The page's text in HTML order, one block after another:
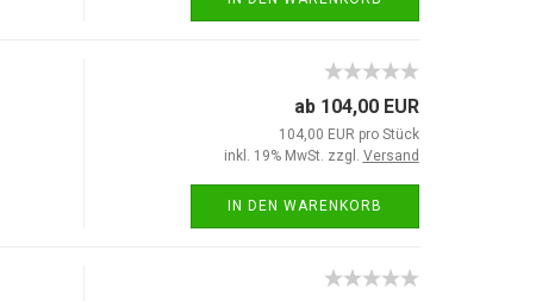
ab 104,00 EUR
104,00 EUR pro Stück
inkl. 19% MwSt. zzgl. Versand
IN DEN WARENKORB